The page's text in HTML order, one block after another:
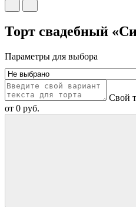
Торт свадебный
Параметры для выбора
Свой
от 0 руб.